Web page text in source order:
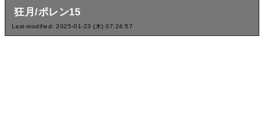
狂月/ポレン15
Last-modified: 2025-01-23 (木) 07:24:57